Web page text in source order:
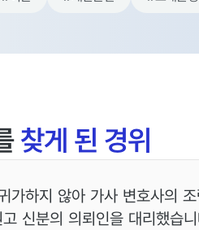
찾게 된 경위
가하지 않아 가사 변호사의
신분의 의뢰인을 대리했습